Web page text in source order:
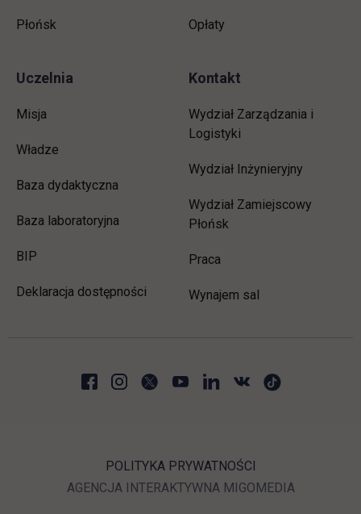
Płońsk Opłaty
Uczelnia
Misja
Władze
Baza dydaktyczna
Baza laboratoryjna
BIP link otwiera się w nowej karcie
Deklaracja dostępności
Kontakt
Wydział Zarządzania i
Logistyki
Wydział Inżynieryjny
Wydział Zamiejscowy
Płońsk
Praca
Wynajem sal
POLITYKA PRYWATNOŚCI
AGENCJA INTERAKTYWNALINK OTWIERA SIĘ W
MIGOMEDIALINK